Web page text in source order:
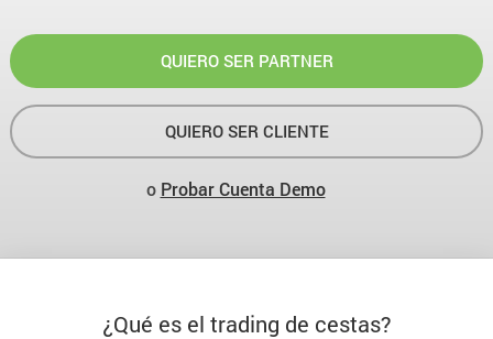
QUIERO SER PARTNER
QUIERO SER CLIENTE
o Probar Cuenta Demo
¿Qué es el trading de cestas?